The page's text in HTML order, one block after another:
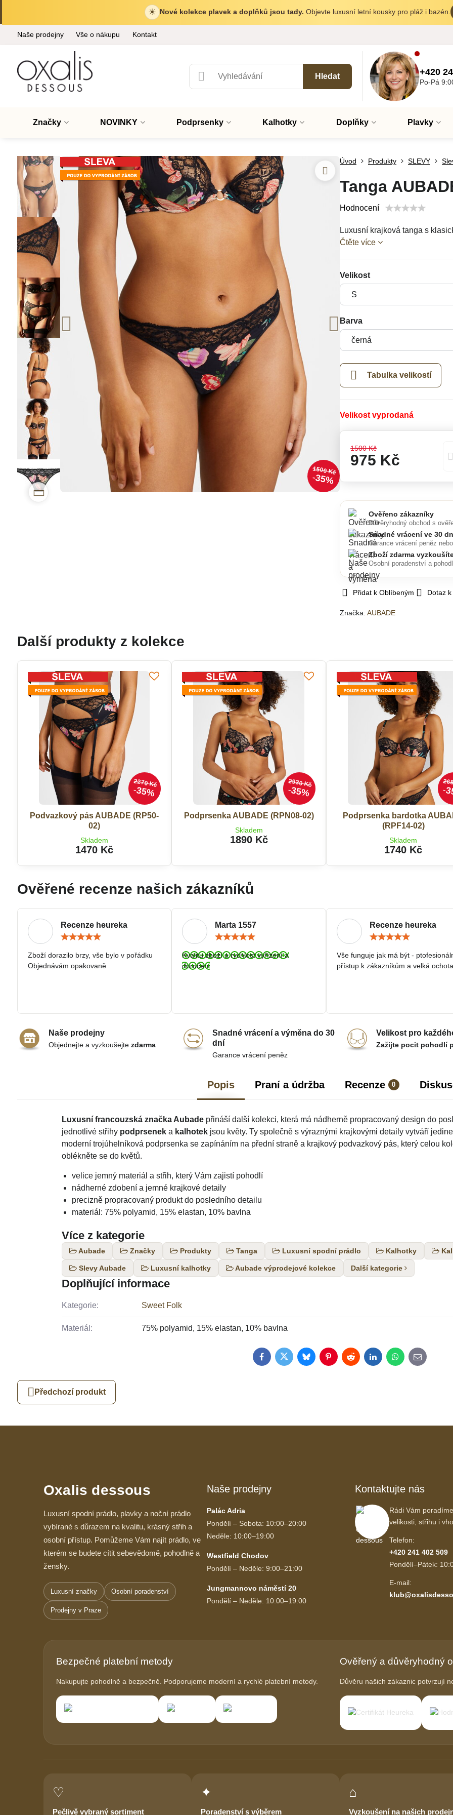
☀ Nové kolekce plavek a doplňků jsou tady. Objevte luxusní letní kousky pro pláž i bazén.
Naše prodejny Vše o nákupu Kontakt
Hledat +420
Po-Pá
Značky NOVINKY Podprsenky Kalhotky Doplňky Plavky
1500 Kč
35%
Úvod Produkty SLEVY
Tanga
Hodnocení
Luxusní krajková tanga s
Čtěte více
Velikost
Barva
Tabulka velikostí
Velikost vyprodaná
1500 Kč
975 Kč
Přidat k Oblíbeným Dotaz
Značka: AUBADE
Ověřeno zákazníky
Důvěryhodný obchod s
Snadné vrácení ve 30
Garance vrácení peněz
Zboží zdarma
Osobní poradenství a
Popis Praní a údržba Recenze 0
Luxusní francouzská značka Aubadepřináší další kolekci, která má nádherně propracovaný design do
jednotlivé střihy podprseneka kalhotekjsou květy. Ty společně s výraznými krajkovými detaily vytváří
moderní trojúhelníková podprsenka se zapínáním na přední straně a krajkový podvazkový pás, který celou
oblékněte se do květů.
velice jemný materiál a střih, který Vám zajistí pohodlí
nádherné zdobení a jemné krajkové detaily
precizně propracovaný produkt do posledního detailu
materiál: 75% polyamid, 15% elastan, 10% bavlna
Více z kategorie
Aubade Značky Produkty Tanga Luxusní spodní prádlo Kalhotky
Slevy Aubade Luxusní kalhotky Aubade výprodejové kolekce Další kategorie
Doplňující informace
Kategorie: Sweet Folk
Materiál: 75% polyamid, 15% elastan, 10% bavlna
FacebookTwitterBlueskyPinterestRedditLinkedInWhatsApp
E-
mail
Předchozí produkt
Další produkty z kolekce
2270 Kč
35%
Podvazkový pás AUBADE (RP50-
02)
Skladem
1470 Kč
2930 Kč
35%
Podprsenka AUBADE (RPN08-02)
Skladem
1890 Kč
Podprsenka bardotka
(RPF14-02)
Skladem
1740 Kč
Ověřené recenze našich zákazníků
Recenze heureka
/
5
Zboží dorazilo brzy, vše bylo v pořádku
Objednávám opakovaně
Marta 1557
/
5
Kvalitu zboží a rychlost vyřízení a
doručeni
Recenze heureka
/
5
Vše funguje jak má být -
přístup k zákazníkům a velká ochota.
Naše prodejny
Objednejte a vyzkoušejte zdarma
Snadné vrácení a výměna do 30
dní
Garance vrácení peněz
Velikost pro
Zažijte pocit pohodlí
Oxalis dessous
Luxusní spodní prádlo, plavky a noční prádlo
vybírané s důrazem na kvalitu, krásný střih a
osobní přístup. Pomůžeme Vám najít prádlo, ve
kterém se budete cítit sebevědomě, pohodlně a
žensky.
Luxusní značky Osobní poradenství
Prodejny v Praze
Naše prodejny
Palác Adria
Pondělí – Sobota: 10:00–20:00
Neděle: 10:00–19:00
Westfield Chodov
Pondělí – Neděle: 9:00–21:00
Jungmannovo náměstí 20
Pondělí – Neděle: 10:00–19:00
Kontaktujte nás
Rádi Vám
velikosti, střihu i
Telefon:
+420 241 402 509
Pondělí–Pátek:
E-mail:
Bezpečné platební metody
Nakupujte pohodlně a bezpečně. Podporujeme moderní a rychlé platební metody.
Ověřený a důvěryhodný
Důvěru našich zákaznic potvrzují
♡
Pečlivě vybraný sortiment
✦
Poradenství s výběrem
⌂
Vyzkoušení na našich